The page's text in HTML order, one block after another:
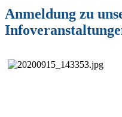
Anmeldung zu